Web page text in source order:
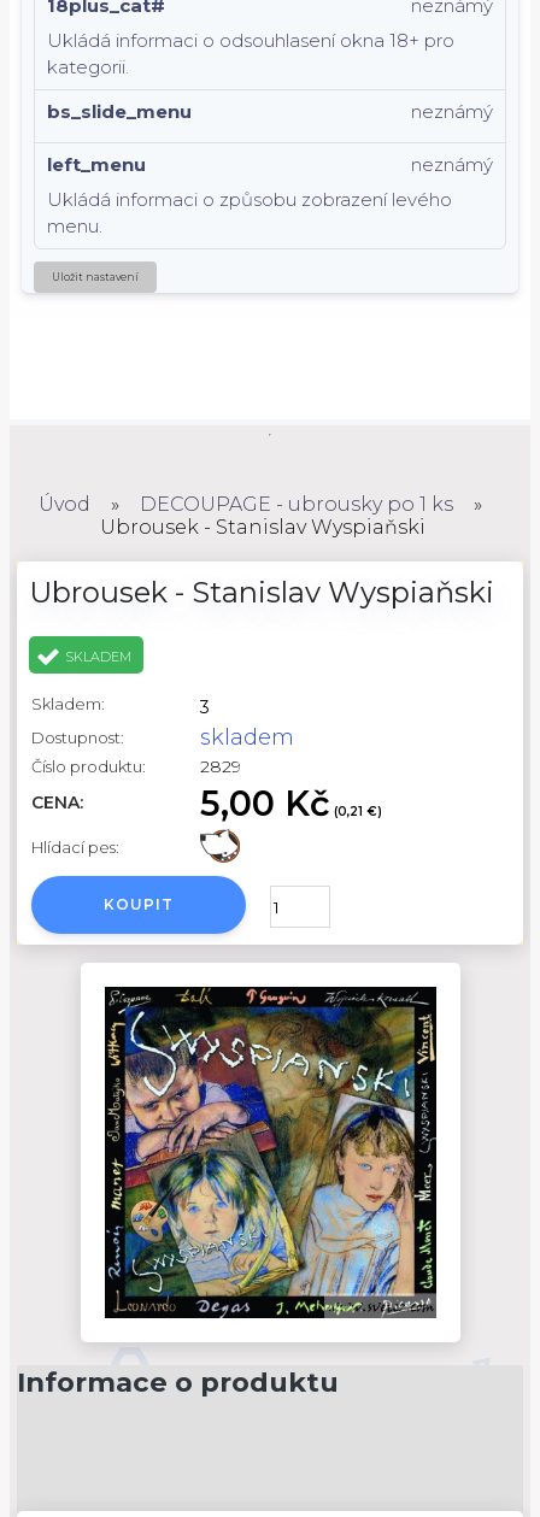
18plus_cat#
Ukládá informaci o odsouhlasení okna 18+ pro
kategorii.
neznámý
bs_slide_menu neznámý
left_menu
Ukládá informaci o způsobu zobrazení levého
menu.
neznámý
Uložit nastavení
Úvod » DECOUPAGE - ubrousky po 1 ks
»
Ubrousek - Stanislav Wyspiaňski
Ubrousek - Stanislav Wyspiaňski
SKLADEM
Skladem: 3
Dostupnost: skladem
Číslo produktu:
2829
CENA:
5,00 Kč (0,21 €)
Hlídací pes:
KOUPIT
Informace o produktu